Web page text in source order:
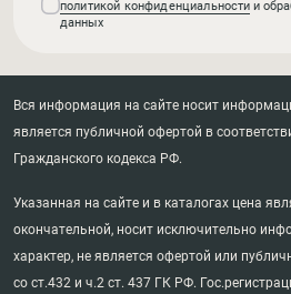
политикой конфиденциальности и
данных
Вся информация на сайте носит
является публичной офертой в
Гражданского кодекса РФ.
Указанная на сайте и в каталогах цена
окончательной, носит исключительно
характер, не является офертой или
со ст.432 и ч.2 ст. 437 ГК РФ.